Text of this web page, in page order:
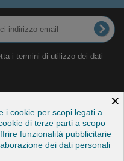
i termini di utilizzo dei dati
×
i cookie per scopi legati a
di terze parti a scopo
funzionalità pubblicitarie
dei dati personali